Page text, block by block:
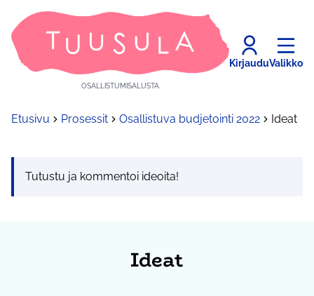
OSALLISTUMISALUSTA
KirjauduValikko
Etusivu Prosessit Osallistuva budjetointi 2022 Ideat
Tutustu ja kommentoi ideoita!
Ideat